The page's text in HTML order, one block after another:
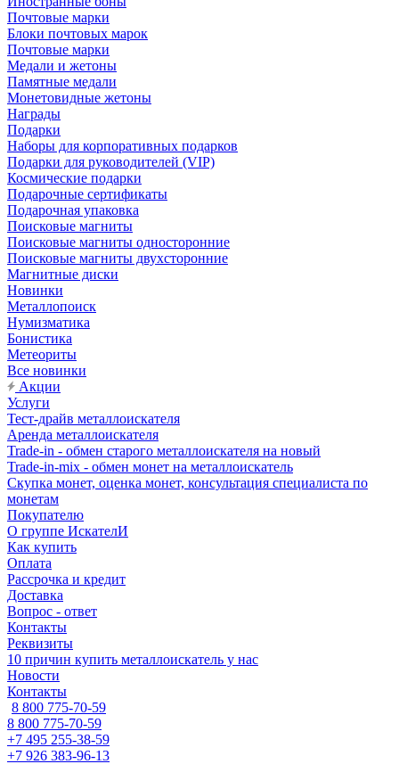
Почтовые марки
Блоки почтовых марок
Почтовые марки
Медали и жетоны
Памятные медали
Монетовидные жетоны
Награды
Подарки
Наборы для корпоративных подарков
Подарки для руководителей (VIP)
Космические подарки
Подарочные сертификаты
Подарочная упаковка
Поисковые магниты
Поисковые магниты односторонние
Поисковые магниты двухсторонние
Магнитные диски
Новинки
Металлопоиск
Нумизматика
Бонистика
Метеориты
Все новинки
Акции
Услуги
Тест-драйв металлоискателя
Аренда металлоискателя
Trade-in - обмен старого металлоискателя на новый
Trade-in-mix - обмен монет на металлоискатель
Скупка монет, оценка монет, консультация специалиста по
монетам
Покупателю
О группе ИскателИ
Как купить
Оплата
Рассрочка и кредит
Доставка
Вопрос - ответ
Контакты
Реквизиты
10 причин купить металлоискатель у нас
Новости
Контакты
8 800 775-70-59
8 800 775-70-59
+7 495 255-38-59
+7 926 383-96-13